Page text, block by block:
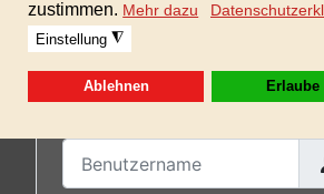
25
Anmelden- Einloggen